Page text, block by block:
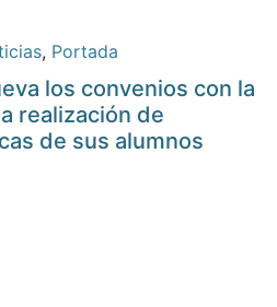
, Portada
los convenios con la
realización de
de sus alumnos